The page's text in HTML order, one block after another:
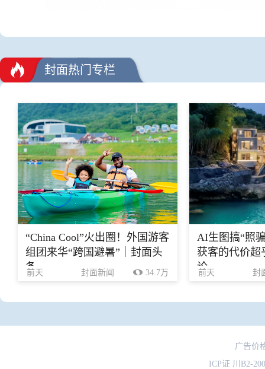
封面热门专栏
“China Cool”火出圈！外国游客
组团来华“跨国避暑”｜封面头
条
前天 封面新闻 34.7万
AI生图搞“照
获客的代价超
论
前天 封
广告价
ICP证 川B2-